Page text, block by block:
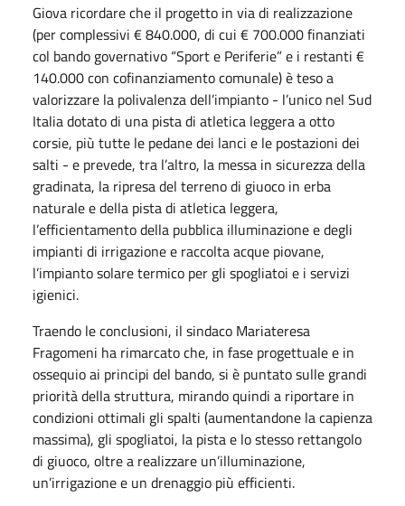
Giova ricordare che il progetto in via di realizzazione
(per complessivi € 840.000, di cui € 700.000 finanziati
col bando governativo “Sport e Periferie” e i restanti €
140.000 con cofinanziamento comunale) è teso a
valorizzare la polivalenza dell’impianto - l’unico nel Sud
Italia dotato di una pista di atletica leggera a otto
corsie, più tutte le pedane dei lanci e le postazioni dei
salti - e prevede, tra l’altro, la messa in sicurezza della
gradinata, la ripresa del terreno di giuoco in erba
naturale e della pista di atletica leggera,
l’efficientamento della pubblica illuminazione e degli
impianti di irrigazione e raccolta acque piovane,
l’impianto solare termico per gli spogliatoi e i servizi
igienici.
Traendo le conclusioni, il sindaco Mariateresa
Fragomeni ha rimarcato che, in fase progettuale e in
ossequio ai principi del bando, si è puntato sulle grandi
priorità della struttura, mirando quindi a riportare in
condizioni ottimali gli spalti (aumentandone la capienza
massima), gli spogliatoi, la pista e lo stesso rettangolo
di giuoco, oltre a realizzare un’illuminazione,
un’irrigazione e un drenaggio più efficienti.